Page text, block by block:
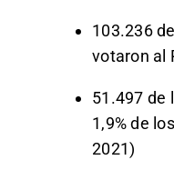
103.236
votaron al
51.497 de
1,9% de
2021)